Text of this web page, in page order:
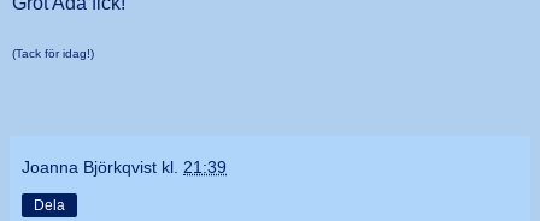
(Tack för idag!)
Joanna Björkqvist kl. 21:39
Dela